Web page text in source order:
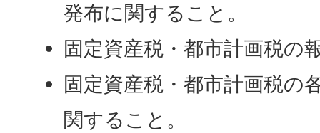
発布に関すること。
固定資産税・都市計画税の
固定資産税・都市計画税の
関すること。